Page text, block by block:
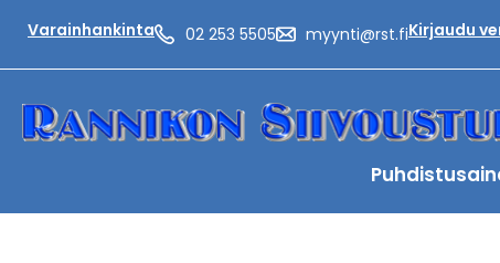
Varainhankinta 02 253 5505 myynti@rst.fiKirjaudu